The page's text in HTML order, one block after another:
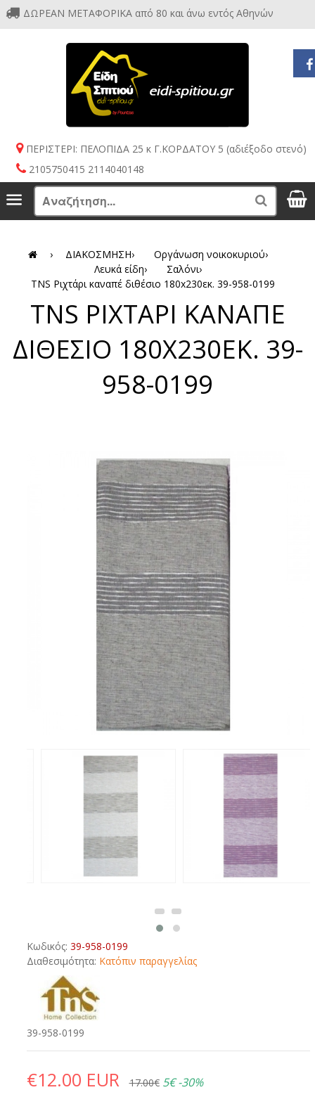
ΔΩΡΕΑΝ ΜΕΤΑΦΟΡΙΚΑ από 80 και άνω εντός Αθηνών
ΠΕΡΙΣΤΕΡΙ: ΠΕΛΟΠΙΔΑ 25 κ Γ.ΚΟΡΔΑΤΟΥ 5 (αδιέξοδο στενό)
2105750415 2114040148
Menu Search
› ΔΙΑΚΟΣΜΗΣΗ› Οργάνωση νοικοκυριού›
Λευκά είδη› Σαλόνι›
TNS Ριχτάρι καναπέ διθέσιο 180x230εκ. 39-958-0199
TNS ΡΙΧΤΑΡΙ ΚΑΝΑΠΕ
ΔΙΘΕΣΙΟ 180X230ΕΚ. 39-
958-0199
Κωδικός: 39-958-0199
Διαθεσιμότητα: Κατόπιν παραγγελίας
39-958-0199
€12.00 EUR 17.00€ 5€ -30%